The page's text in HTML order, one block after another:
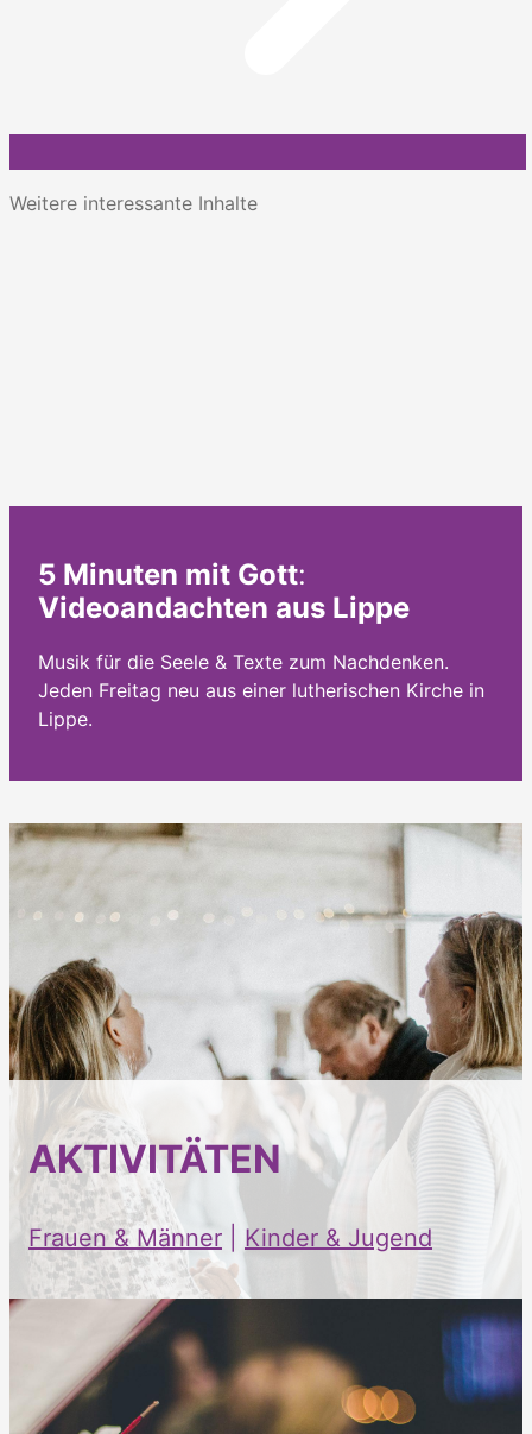
Weitere interessante Inhalte
5 Minuten mit Gott:
Videoandachten aus Lippe
Musik für die Seele & Texte zum Nachdenken.
Jeden Freitag neu aus einer lutherischen Kirche in
Lippe.
AKTIVITÄTEN
Frauen & Männer Kinder & Jugend